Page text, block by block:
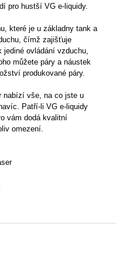
pro hustší VG e-liquidy.
které je u základny tank a
čímž zajišťuje
ovládání vzduchu,
můžete páry a náustek
produkované páry.
nabízí vše, na co jste u
Patří-li VG e-liquidy
vám dodá kvalitní
omezení.